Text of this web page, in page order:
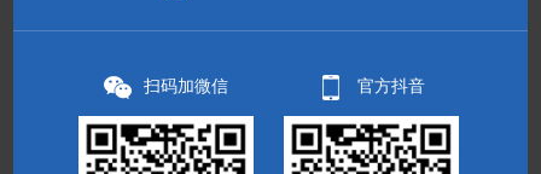
扫码加微信 官方抖音